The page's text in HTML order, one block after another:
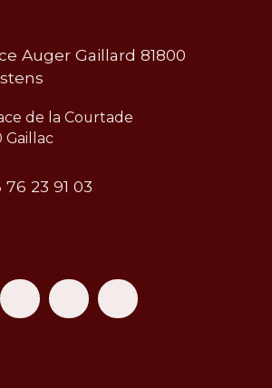
Auger Gaillard 81800
de la Courtade
Gaillac
76 23 91 03